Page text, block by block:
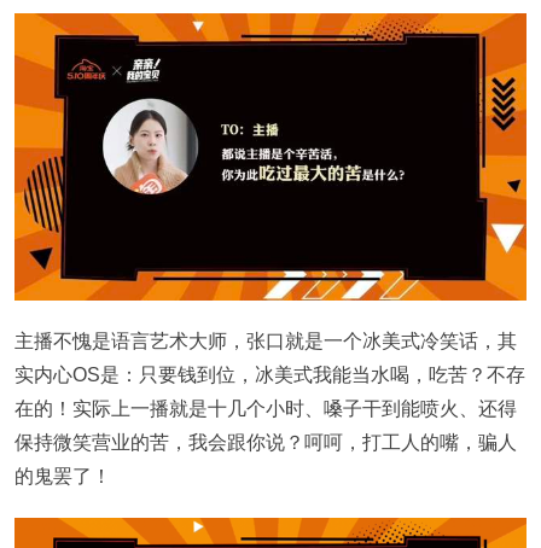
主播不愧是语言艺术大师，张口就是一个冰美式冷笑话，其
实内心OS是：只要钱到位，冰美式我能当水喝，吃苦？不存
在的！实际上一播就是十几个小时、嗓子干到能喷火、还得
保持微笑营业的苦，我会跟你说？呵呵，打工人的嘴，骗人
的鬼罢了！